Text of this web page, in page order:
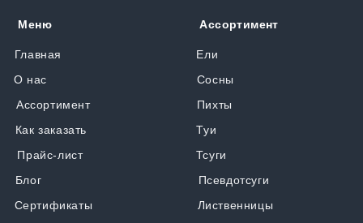
Главная
Меню
О нас
Ассортимент
Как заказать
Прайс-лист
Ели
Ассортимент
Сосны
Пихты
Туи
Тсуги
Псевдотсуги
Лиственницы
Блог
Сертификаты